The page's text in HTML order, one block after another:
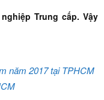
Trung cấp. Vậy
năm 2017 tại TPHCM